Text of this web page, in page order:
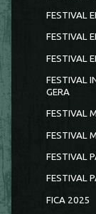
FESTIVAL
FESTIVAL
FESTIVAL
FESTIVAL
GERA
FESTIVAL
FESTIVAL
FESTIVAL
FESTIVAL
FICA 2025